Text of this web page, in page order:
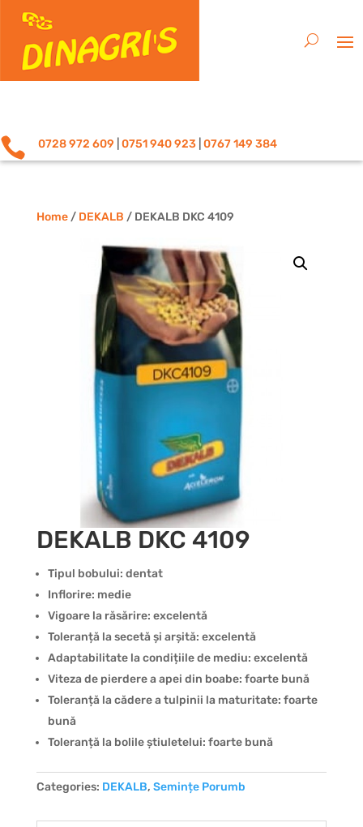
 0728 972 609 0751 940 923 0767 149 384
Home/ DEKALB / DEKALB DKC 4109
DEKALB DKC 4109
Tipul bobului: dentat
Inflorire: medie
Vigoare la răsărire: excelentă
Toleranță la secetă și arșită: excelentă
Adaptabilitate la condițiile de mediu: excelentă
Viteza de pierdere a apei din boabe: foarte bună
Toleranță la cădere a tulpinii la maturitate: foarte
bună
Toleranță la bolile știuletelui: foarte bună
Categories: DEKALB, Semințe Porumb